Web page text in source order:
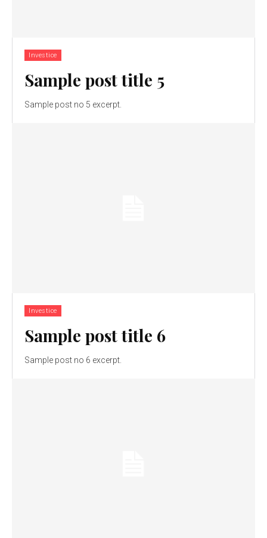
Investice
Sample post title 5
Sample post no 5 excerpt.
Investice
Sample post title 6
Sample post no 6 excerpt.